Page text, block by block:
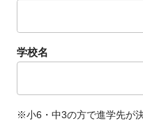
学校名
※小6・中3の方で進学先が